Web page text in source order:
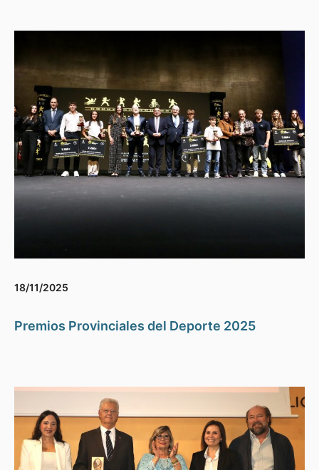
18/11/2025
Premios Provinciales del Deporte 2025